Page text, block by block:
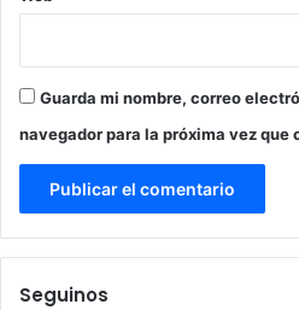
Guarda mi nombre, correo
navegador para la próxima vez que
Seguinos